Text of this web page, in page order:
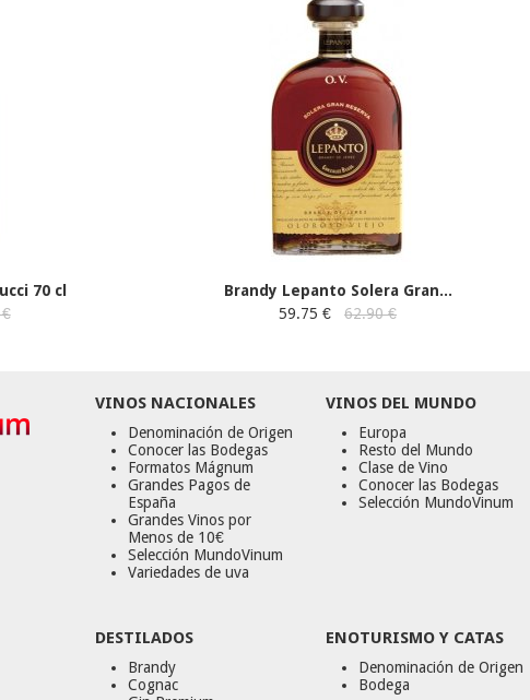
70 cl
Brandy Lepanto Solera Gran...
59.75 €
62.90 €
VINOS NACIONALES
Denominación de Origen
Conocer las Bodegas
Formatos Mágnum
Grandes Pagos de
España
Grandes Vinos por
Menos de 10€
Selección MundoVinum
Variedades de uva
VINOS DEL MUNDO
Europa
Resto del Mundo
Clase de Vino
Conocer las Bodegas
Selección MundoVinum
DESTILADOS
Brandy
Cognac
ENOTURISMO Y CATAS
Denominación de Origen
Bodega